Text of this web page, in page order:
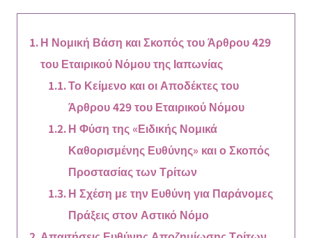
Η Νομική Βάση και Σκοπός του Άρθρου 429
του Εταιρικού Νόμου της Ιαπωνίας
Το Κείμενο και οι Αποδέκτες του
Άρθρου 429 του Εταιρικού Νόμου
Η Φύση της «Ειδικής Νομικά
Καθορισμένης Ευθύνης» και ο Σκοπός
Προστασίας των Τρίτων
Η Σχέση με την Ευθύνη για Παράνομες
Πράξεις στον Αστικό Νόμο